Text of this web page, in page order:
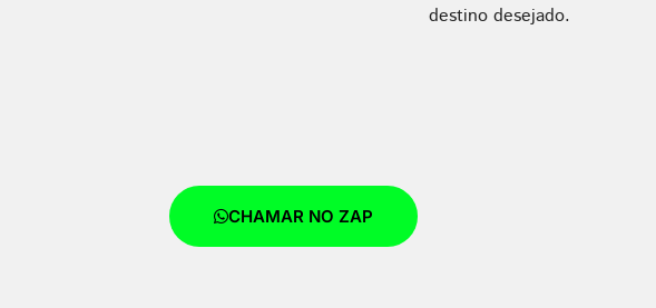
destino desejado.
CHAMAR NO ZAP